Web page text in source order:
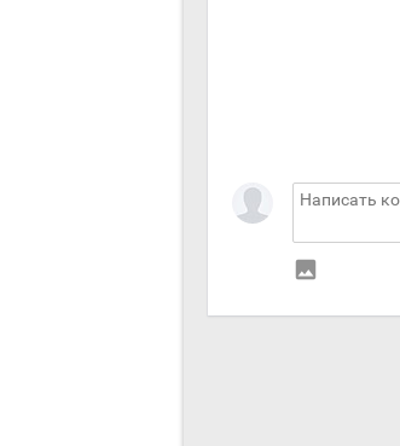
insert_photo